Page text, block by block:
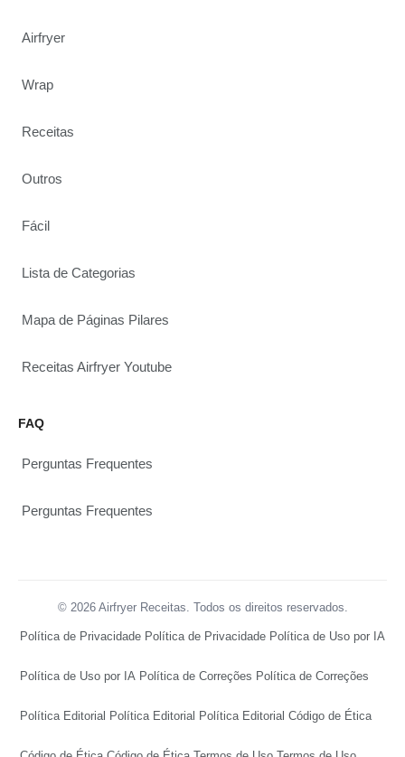
Airfryer
Wrap
Receitas
Outros
Fácil
Lista de Categorias
Mapa de Páginas Pilares
Receitas Airfryer Youtube
FAQ
Perguntas Frequentes
Perguntas Frequentes
© 2026 Airfryer Receitas. Todos os direitos reservados.
Política de Privacidade Política de Privacidade Política de Uso por IA
Política de Uso por IA Política de Correções Política de Correções
Política Editorial Política Editorial Política Editorial Código de Ética